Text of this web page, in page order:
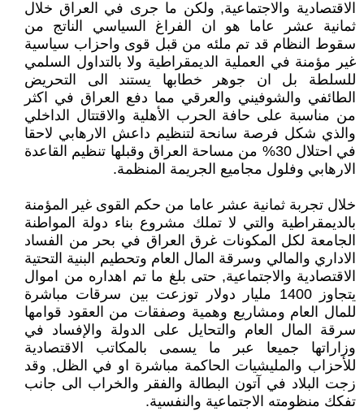
الاقتصادية والاجتماعية, ولكن ما جرى في العراق خلال
ثمانية عشر عاما هو ان الفراغ السياسي الناتج من
سقوط النظام قد تم ملئه من قبل قوى واحزاب سياسية
غير مؤمنة في العملية الديمقراطية ولا بالتداول السلمي
للسلطة بل ان جوهر خطابها يستند الى التحريض
الطائفي والشوفيني والعرقي مما دفع العراق في اكثر
من مناسبة على حافة الحرب الأهلية والاقتتال الداخلي
والذي شكل فرصة سانحة لتنظيم داعش الارهابي لاحقا
في احتلال 30% من مساحة العراق وقبلها تنظيم القاعدة
الارهابي وفلول مجاميع الجريمة المنظمة.
خلال تجربة ثمانية عشر عاما من حكم القوى غير المؤمنة
بالديمقراطية والتي لا تملك مشروع بناء دولة المواطنة
الجامعة لكل المكونات غرق العراق في بحر من الفساد
الاداري والمالي وسرقة المال العام وتحطيم البنية التحتية
الاقتصادية والاجتماعية, حتى بلغ ما تم اهداره من اموال
يتجاوز 1400 مليار دولار توزعت بين سرقات مباشرة
للمال العام ومشاريع وهمية وصفقات من العقود قوامها
سرقة المال العام والتحايل على الدولة والإفساد في
وزاراتها جميعا عبر ما يسمى بالمكاتب الاقتصادية
للأحزاب والمليشيات الحاكمة مباشرة او في الظل, وقد
زجت البلاد في آتون البطالة والفقر والخراب الى جانب
تفكك منظومته الاجتماعية والنفسية.